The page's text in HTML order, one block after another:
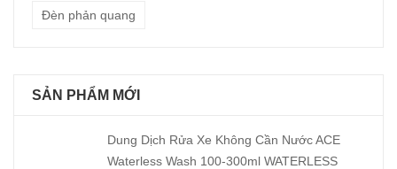
Đèn phản quang
SẢN PHẨM MỚI
Dung Dịch Rửa Xe Không Cần Nước ACE
Waterless Wash 100-300ml WATERLESS